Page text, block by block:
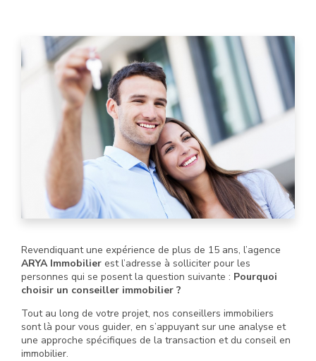
Revendiquant une expérience de plus de 15 ans, l’agence
ARYA Immobilier est l’adresse à solliciter pour les
personnes qui se posent la question suivante : Pourquoi
choisir un conseiller immobilier ?
Tout au long de votre projet, nos conseillers immobiliers
sont là pour vous guider, en s’appuyant sur une analyse et
une approche spécifiques de la transaction et du conseil en
immobilier.